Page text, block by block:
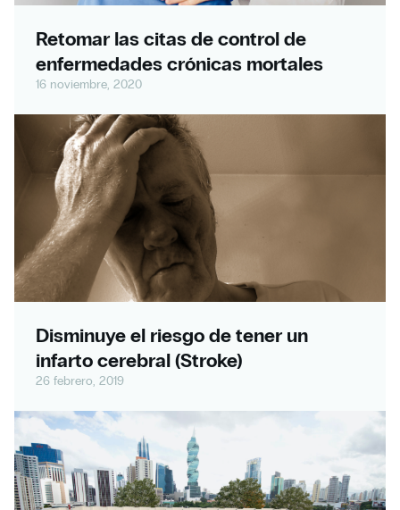
Retomar las citas de control de
enfermedades crónicas mortales
16 noviembre, 2020
Disminuye el riesgo de tener un
infarto cerebral (Stroke)
26 febrero, 2019